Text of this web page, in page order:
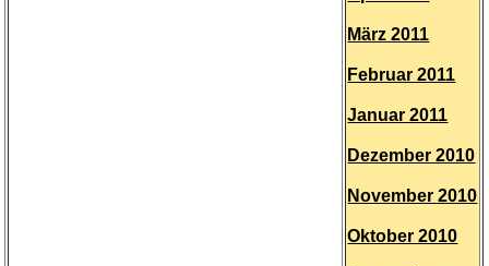
März 2011
Februar 2011
Januar 2011
Dezember 2010
November 2010
Oktober 2010